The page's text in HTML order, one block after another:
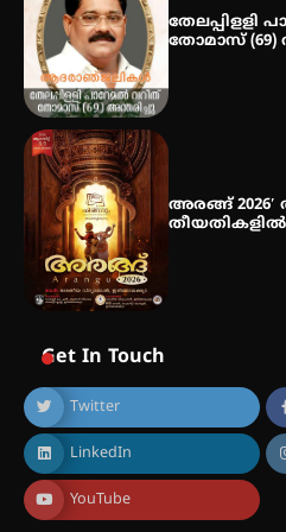
തേലപ്പിളളി
തോമാസ് (69)
അരങ്ങ് 2026′
തീയതികളിൽ
Get In Touch
Twitter
LinkedIn
YouTube